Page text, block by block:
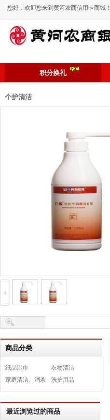
您好，欢迎您来到黄河农商信用卡商城！
积分换礼
个护清洁
商品分类
纸品湿巾
衣物清洁
家庭清洁、消杀
洗护用品
最近浏览过的商品